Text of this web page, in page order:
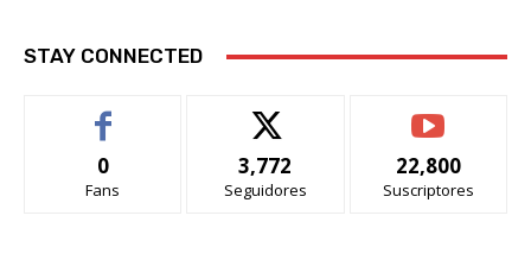
STAY CONNECTED
0
Fans
3,772
Seguidores
22,800
Suscriptores